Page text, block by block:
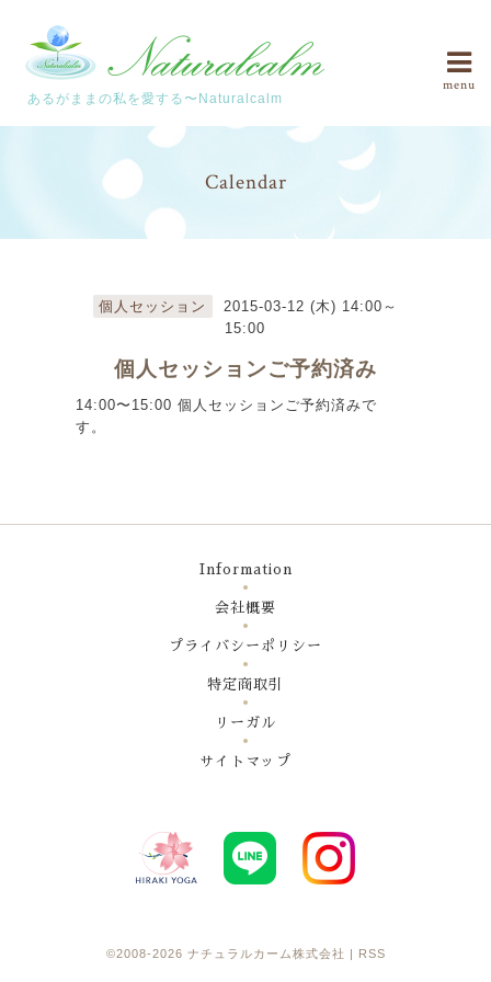
あるがままの私を愛する〜Naturalcalm
menu
Calendar
個人セッション
2015-03-12 (木) 14:00～
15:00
個人セッションご予約済み
14:00〜15:00 個人セッションご予約済みで
す。
Information
会社概要
プライバシーポリシー
特定商取引
リーガル
サイトマップ
©2008-2026 ナチュラルカーム株式会社 RSS